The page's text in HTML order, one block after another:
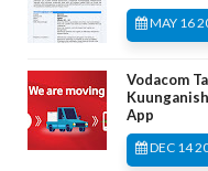
MAY 16
Vodacom
App
DEC 14